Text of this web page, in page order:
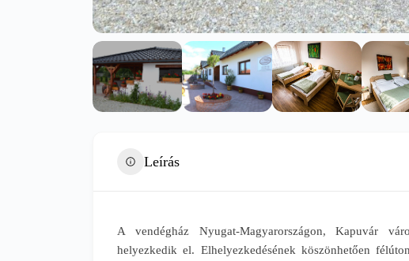
Leírás
A vendégház Nyugat-Magyarországon, Kapuvár
helyezkedik el. Elhelyezkedésének köszönhetően